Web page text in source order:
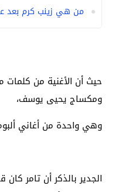
من هي زينب كرم بعد
حيث أن الأغنية من
ومكساج يحيى يوسف،
وهي واحدة من أغاني
الجدير بالذكر أن تامر